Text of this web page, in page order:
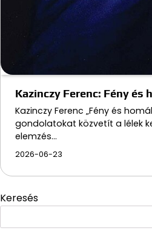
Kazinczy Ferenc: Fény és
Kazinczy Ferenc „Fény és
gondolatokat közvetít a lélek
elemzés…
2026-06-23
Keresés